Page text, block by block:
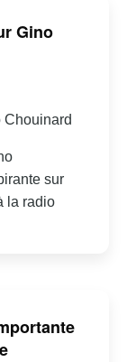
Gino
Chouinard
sur
la radio